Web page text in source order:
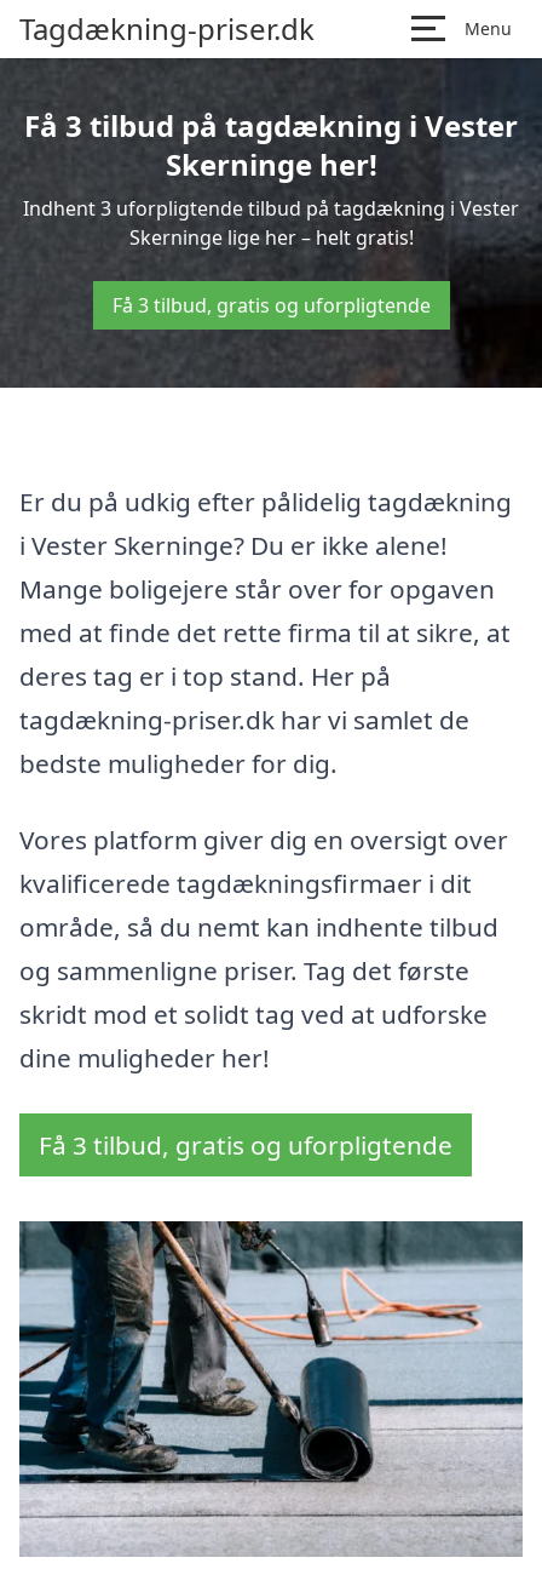
Tagdækning-priser.dk Menu
Få 3 tilbud på tagdækning i Vester
Skerninge her!
Indhent 3 uforpligtende tilbud på tagdækning i Vester
Skerninge lige her – helt gratis!
Få 3 tilbud, gratis og uforpligtende
Er du på udkig efter pålidelig tagdækning
i Vester Skerninge? Du er ikke alene!
Mange boligejere står over for opgaven
med at finde det rette firma til at sikre, at
deres tag er i top stand. Her på
tagdækning-priser.dk har vi samlet de
bedste muligheder for dig.
Vores platform giver dig en oversigt over
kvalificerede tagdækningsfirmaer i dit
område, så du nemt kan indhente tilbud
og sammenligne priser. Tag det første
skridt mod et solidt tag ved at udforske
dine muligheder her!
Få 3 tilbud, gratis og uforpligtende